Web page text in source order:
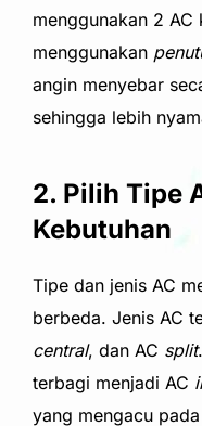
menggunakan 2
menggunakan
angin menyebar
sehingga lebih
2. Pilih Tipe
Kebutuhan
Tipe dan jenis AC
berbeda. Jenis AC
central, dan AC split
terbagi menjadi AC
yang mengacu